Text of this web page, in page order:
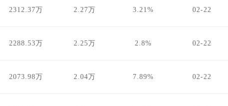
2312.37万 2.27万 3.21% 02-22
2288.53万 2.25万 2.8% 02-22
2073.98万 2.04万 7.89% 02-22